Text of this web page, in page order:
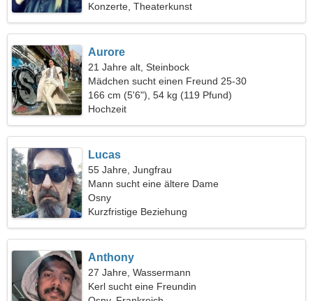
Konzerte, Theaterkunst
Aurore
21 Jahre alt, Steinbock
Mädchen sucht einen Freund 25-30
166 cm (5'6"), 54 kg (119 Pfund)
Hochzeit
Lucas
55 Jahre, Jungfrau
Mann sucht eine ältere Dame
Osny
Kurzfristige Beziehung
Anthony
27 Jahre, Wassermann
Kerl sucht eine Freundin